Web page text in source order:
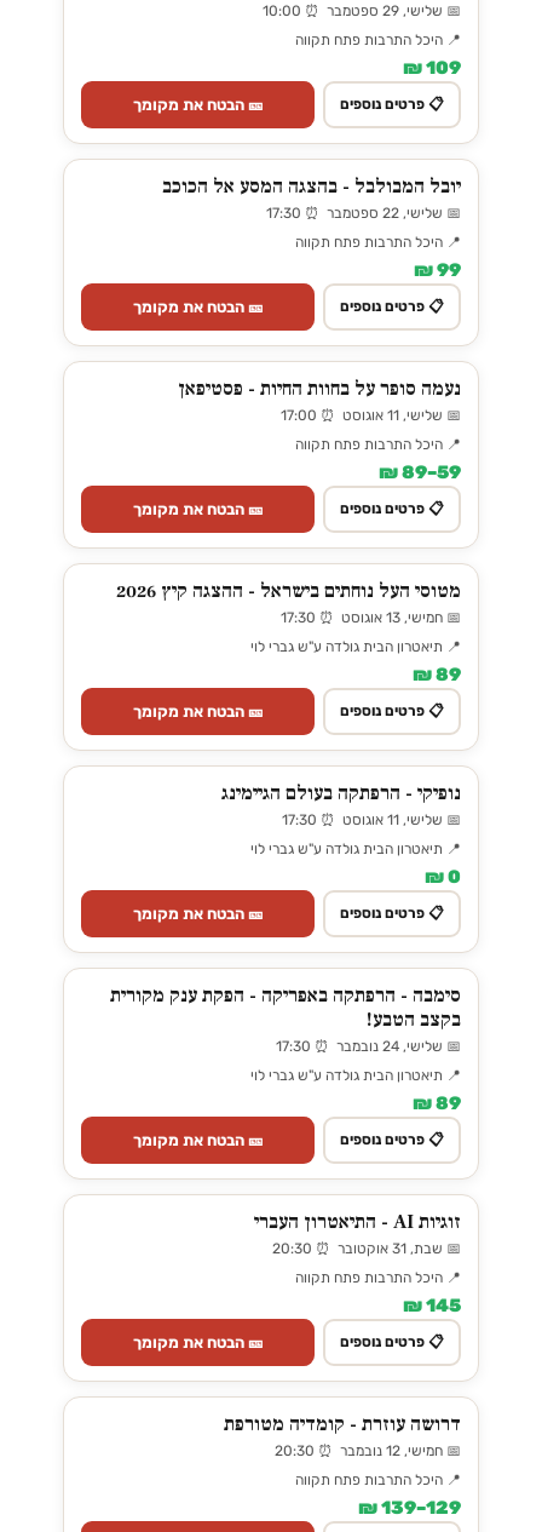
📅 שלישי, 29 ספטמבר ⏰ 10:00
📍 היכל התרבות פתח תקווה
109 ₪
📋 פרטים נוספים 🎫 הבטח את מקומך
יובל המבולבל - בהצגה המסע אל הכוכב
📅 שלישי, 22 ספטמבר ⏰ 17:30
📍 היכל התרבות פתח תקווה
99 ₪
📋 פרטים נוספים 🎫 הבטח את מקומך
נעמה סופר על בחוות החיות - פסטיפאן
📅 שלישי, 11 אוגוסט ⏰ 17:00
📍 היכל התרבות פתח תקווה
59–89 ₪
📋 פרטים נוספים 🎫 הבטח את מקומך
מטוסי העל נוחתים בישראל - ההצגה קיץ 2026
📅 חמישי, 13 אוגוסט ⏰ 17:30
📍 תיאטרון הבית גולדה ע"ש גברי לוי
89 ₪
📋 פרטים נוספים 🎫 הבטח את מקומך
נופיקי - הרפתקה בעולם הגיימינג
📅 שלישי, 11 אוגוסט ⏰ 17:30
📍 תיאטרון הבית גולדה ע"ש גברי לוי
0 ₪
📋 פרטים נוספים 🎫 הבטח את מקומך
סימבה - הרפתקה באפריקה - הפקת ענק מקורית
בקצב הטבע!
📅 שלישי, 24 נובמבר ⏰ 17:30
📍 תיאטרון הבית גולדה ע"ש גברי לוי
89 ₪
📋 פרטים נוספים 🎫 הבטח את מקומך
זוגיות AI - התיאטרון העברי
📅 שבת, 31 אוקטובר ⏰ 20:30
📍 היכל התרבות פתח תקווה
145 ₪
📋 פרטים נוספים 🎫 הבטח את מקומך
דרושה עוזרת - קומדיה מטורפת
📅 חמישי, 12 נובמבר ⏰ 20:30
📍 היכל התרבות פתח תקווה
129–139 ₪